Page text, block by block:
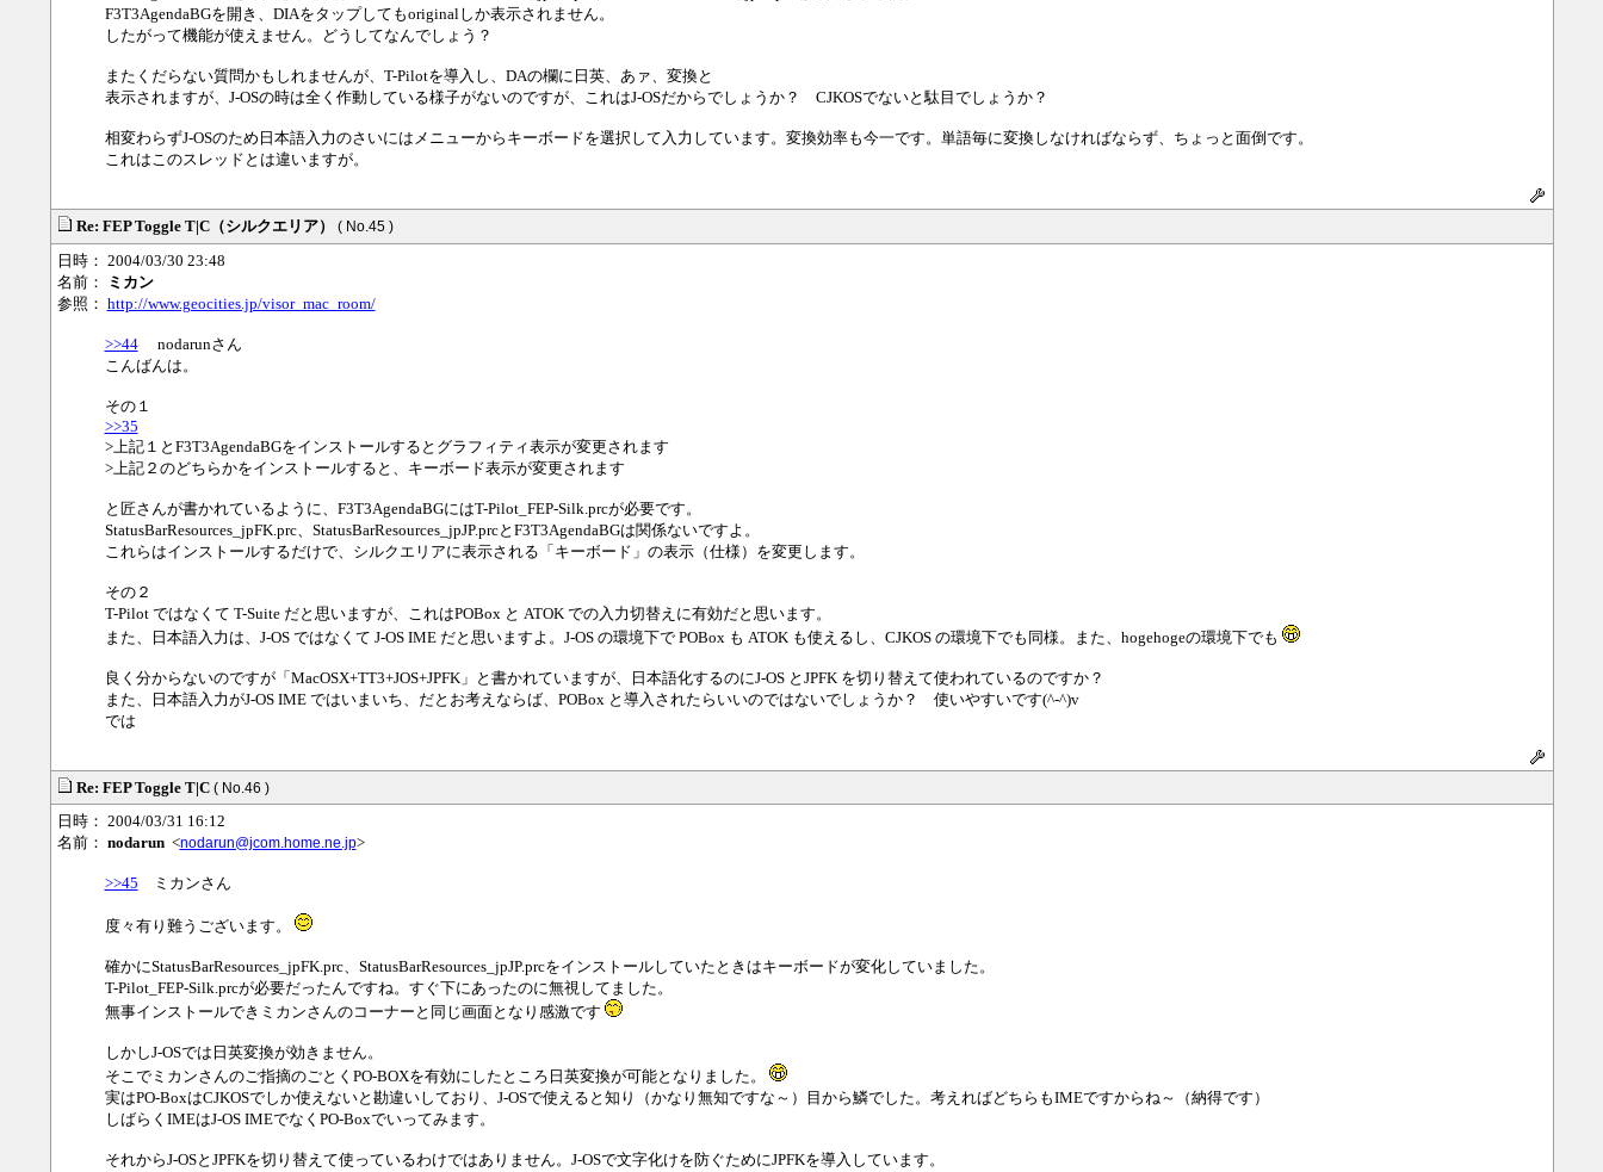
F3T3AgendaBGを開き、DIAをタップしてもoriginalしか表示されません。
したがって機能が使えません。どうしてなんでしょう？
またくだらない質問かもしれませんが、T-Pilotを導入し、DAの欄に日英、あァ、変換と
表示されますが、J-OSの時は全く作動している様子がないのですが、これはJ-OSだからでしょうか？ CJKOSでないと駄目でしょうか？
相変わらずJ-OSのため日本語入力のさいにはメニューからキーボードを選択して入力しています。変換効率も今一です。単語毎に変換しなければならず、ちょっと面倒です。
これはこのスレッドとは違いますが。
Re: FEP Toggle T|C（シルクエリア） ( No.45 )
日時： 2004/03/30 23:48
名前：
ミカン
参照： http://www.geocities.jp/visor_mac_room/
>>44nodarunさん
こんばんは。
その１
>>35
>上記１とF3T3AgendaBGをインストールするとグラフィティ表示が変更されます
>上記２のどちらかをインストールすると、キーボード表示が変更されます
と匠さんが書かれているように、F3T3AgendaBGにはT-Pilot_FEP-Silk.prcが必要です。
StatusBarResources_jpFK.prc、StatusBarResources_jpJP.prcとF3T3AgendaBGは関係ないですよ。
これらはインストールするだけで、シルクエリアに表示される「キーボード」の表示（仕様）を変更します。
その２
T-Pilot ではなくて T-Suite だと思いますが、これはPOBox と ATOK での入力切替えに有効だと思います。
また、日本語入力は、J-OS ではなくて J-OS IME だと思いますよ。J-OS の環境下で POBox も ATOK も使えるし、CJKOS の環境下でも同様。また、hogehogeの環境下でも
良く分からないのですが「MacOSX+TT3+JOS+JPFK」と書かれていますが、日本語化するのにJ-OS とJPFK を切り替えて使われているのですか？
また、日本語入力がJ-OS IME ではいまいち、だとお考えならば、POBox と導入されたらいいのではないでしょうか？ 使いやすいです(^-^)v
では
Re: FEP Toggle T|C ( No.46 )
日時： 2004/03/31 16:12
名前： nodarun<nodarun@jcom.home.ne.jp>
>>45 ミカンさん
度々有り難うございます。
確かにStatusBarResources_jpFK.prc、StatusBarResources_jpJP.prcをインストールしていたときはキーボードが変化していました。
T-Pilot_FEP-Silk.prcが必要だったんですね。すぐ下にあったのに無視してました。
無事インストールできミカンさんのコーナーと同じ画面となり感激です
しかしJ-OSでは日英変換が効きません。
そこでミカンさんのご指摘のごとくPO-BOXを有効にしたところ日英変換が可能となりました。
実はPO-BoxはCJKOSでしか使えないと勘違いしており、J-OSで使えると知り（かなり無知ですな～）目から鱗でした。考えればどちらもIMEですからね～（納得です）
しばらくIMEはJ-OS IMEでなくPO-Boxでいってみます。
それからJ-OSとJPFKを切り替えて使っているわけではありません。J-OSで文字化けを防ぐためにJPFKを導入しています。